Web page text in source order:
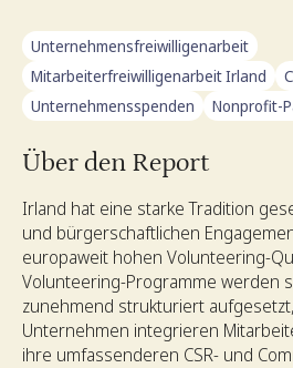
Unternehmensfreiwilligenarbeit
Mitarbeiterfreiwilligenarbeit Irland
Unternehmensspenden
Nonprofit-
Über den Report
Irland hat eine starke Tradition
und bürgerschaftlichen
europaweit hohen Volunteering-
Volunteering-Programme werden
zunehmend strukturiert
Unternehmen integrieren
ihre umfassenderen CSR- und